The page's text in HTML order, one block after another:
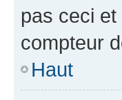
pas ceci
compteur
Haut